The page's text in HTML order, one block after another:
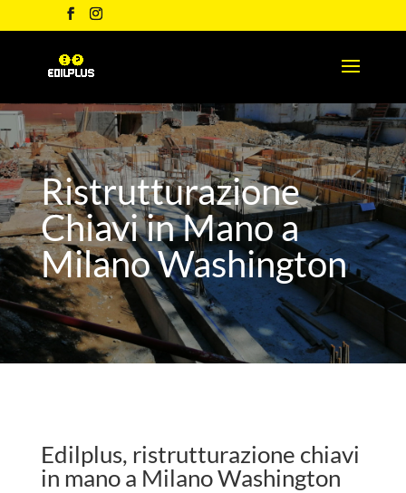
Ristrutturazione
Chiavi in Mano a
Milano Washington
Edilplus, ristrutturazione chiavi
in mano a Milano Washington